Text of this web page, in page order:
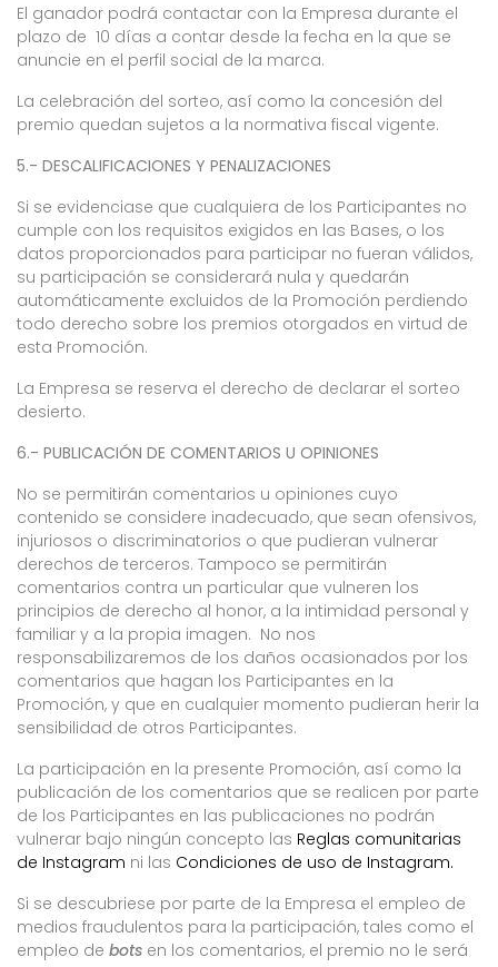
El ganador podrá contactar con la Empresa durante el
plazo de 10 días a contar desde la fecha en la que se
anuncie en el perfil social de la marca.
La celebración del sorteo, así como la concesión del
premio quedan sujetos a la normativa fiscal vigente.
5.- DESCALIFICACIONES Y PENALIZACIONES
Si se evidenciase que cualquiera de los Participantes no
cumple con los requisitos exigidos en las Bases, o los
datos proporcionados para participar no fueran válidos,
su participación se considerará nula y quedarán
automáticamente excluidos de la Promoción perdiendo
todo derecho sobre los premios otorgados en virtud de
esta Promoción.
La Empresa se reserva el derecho de declarar el sorteo
desierto.
6.- PUBLICACIÓN DE COMENTARIOS U OPINIONES
No se permitirán comentarios u opiniones cuyo
contenido se considere inadecuado, que sean ofensivos,
injuriosos o discriminatorios o que pudieran vulnerar
derechos de terceros. Tampoco se permitirán
comentarios contra un particular que vulneren los
principios de derecho al honor, a la intimidad personal y
familiar y a la propia imagen. No nos
responsabilizaremos de los daños ocasionados por los
comentarios que hagan los Participantes en la
Promoción, y que en cualquier momento pudieran herir la
sensibilidad de otros Participantes.
La participación en la presente Promoción, así como la
publicación de los comentarios que se realicen por parte
de los Participantes en las publicaciones no podrán
vulnerar bajo ningún concepto las Reglas comunitarias
de Instagram ni las Condiciones de uso de Instagram.
Si se descubriese por parte de la Empresa el empleo de
medios fraudulentos para la participación, tales como el
empleo de bots en los comentarios, el premio no le será